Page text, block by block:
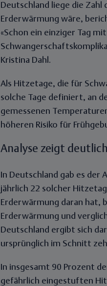
Deutschland liege die
Erderwärmung wäre,
«Schon ein einziger Tag
Kristina Dahl.
Als Hitzetage, die für
solche Tage definiert, an
gemessenen
höheren Risiko für
Analyse zeigt
In Deutschland gab es
jährlich 22 solcher
Erderwärmung daran hat,
Erderwärmung und
Deutschland ergibt sich
ursprünglich im Schnitt
In insgesamt 90 Prozent
gefährlich eingestuften